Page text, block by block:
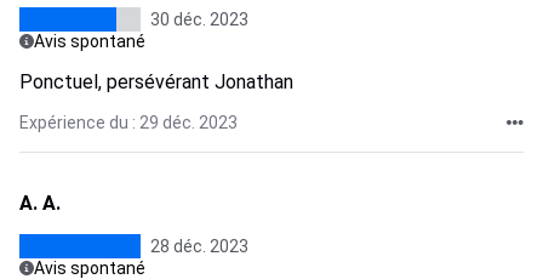
30 déc. 2023
Avis spontané
Ponctuel, persévérant Jonathan
Expérience du : 29 déc. 2023
A. A.
28 déc. 2023
Avis spontané